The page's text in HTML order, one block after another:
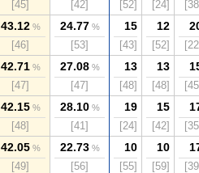
[45] [42] [52] [24]
43.12%
[46]
24.77%
[53]
15
[43]
12
[52]
42.71%
[47]
27.08%
[47]
13
[48]
13
[48]
42.15%
[48]
28.10%
[41]
19
[24]
15
[42]
42.05%
[49]
22.73%
[56]
10
[55]
10
[59]